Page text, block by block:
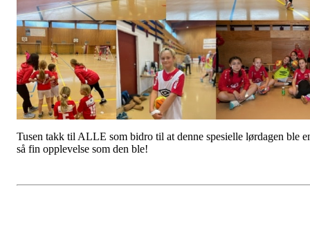
Tusen takk til ALLE som bidro til at denne spesielle lørdagen ble
så fin opplevelse som den ble!